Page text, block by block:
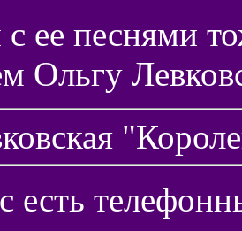
ее песнями
Ольгу